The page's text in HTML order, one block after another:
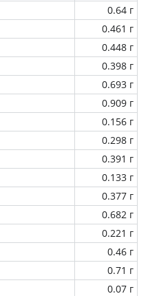
0.64 г
0.461 г
0.448 г
0.398 г
0.693 г
0.909 г
0.156 г
0.298 г
0.391 г
0.133 г
0.377 г
0.682 г
0.221 г
0.46 г
0.71 г
0.07 г